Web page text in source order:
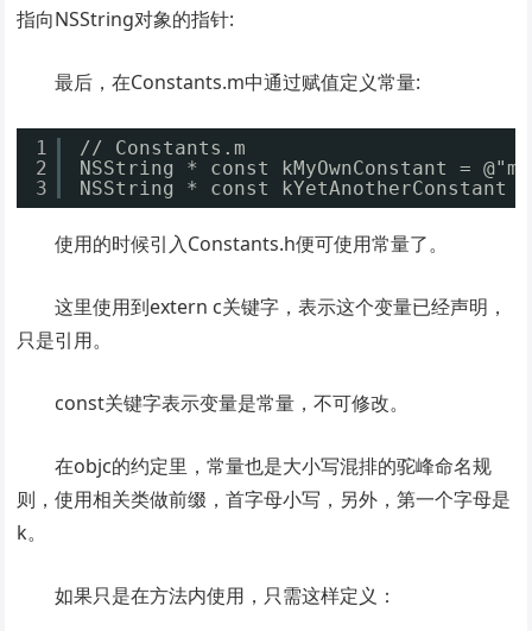
指向NSString对象的指针:
最后，在Constants.m中通过赋值定义常量:
1
2
3
// Constants.m
NSString * const kMyOwnConstant =
NSString * const kYetAnotherConstant
使用的时候引入Constants.h便可使用常量了。
这里使用到extern c关键字，表示这个变量已经声明，
只是引用。
const关键字表示变量是常量，不可修改。
在objc的约定里，常量也是大小写混排的驼峰命名规
则，使用相关类做前缀，首字母小写，另外，第一个字母是
k。
如果只是在方法内使用，只需这样定义：